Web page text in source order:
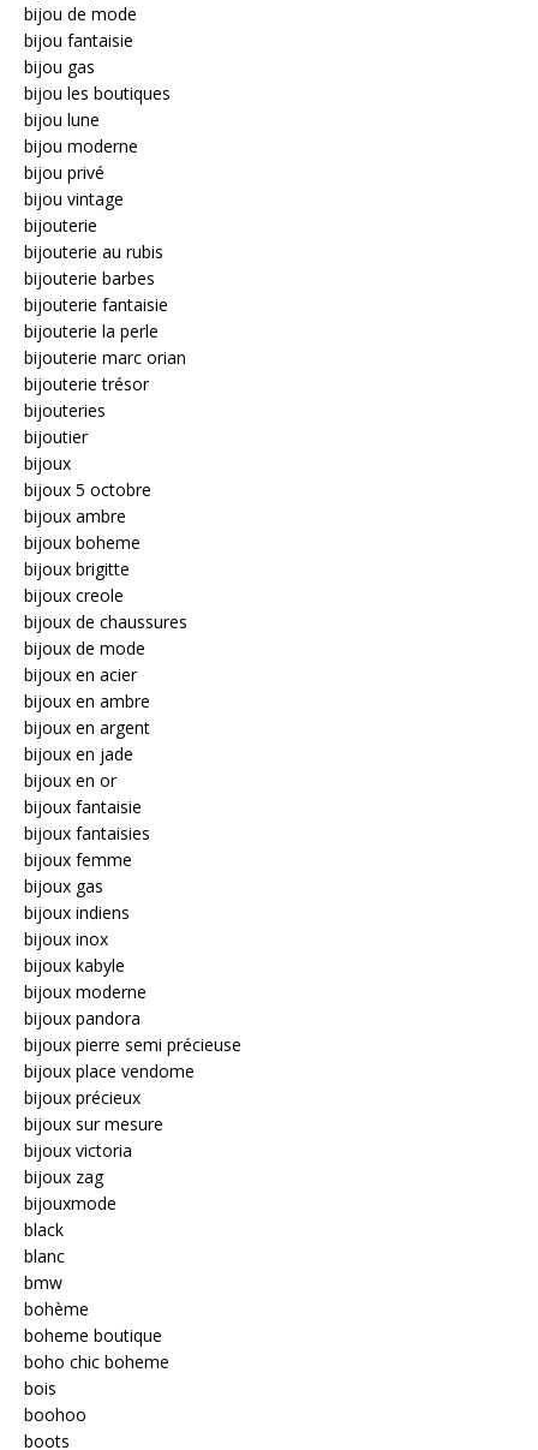
bijou de mode
bijou fantaisie
bijou gas
bijou les boutiques
bijou lune
bijou moderne
bijou privé
bijou vintage
bijouterie
bijouterie au rubis
bijouterie barbes
bijouterie fantaisie
bijouterie la perle
bijouterie marc orian
bijouterie trésor
bijouteries
bijoutier
bijoux
bijoux 5 octobre
bijoux ambre
bijoux boheme
bijoux brigitte
bijoux creole
bijoux de chaussures
bijoux de mode
bijoux en acier
bijoux en ambre
bijoux en argent
bijoux en jade
bijoux en or
bijoux fantaisie
bijoux fantaisies
bijoux femme
bijoux gas
bijoux indiens
bijoux inox
bijoux kabyle
bijoux moderne
bijoux pandora
bijoux pierre semi précieuse
bijoux place vendome
bijoux précieux
bijoux sur mesure
bijoux victoria
bijoux zag
bijouxmode
black
blanc
bmw
bohème
boheme boutique
boho chic boheme
bois
boohoo
boots